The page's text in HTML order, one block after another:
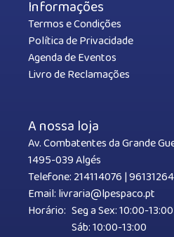
Informações
Termos e Condições
Política de Privacidade
Agenda de Eventos
Livro de Reclamações
A nossa loja
Av. Combatentes da Grande
1495-039 Algés
Telefone: 214114076 |
Email: livraria@lpespaco.pt
Horário: Seg a Sex: 10:00-
Sáb: 10:00-13:00